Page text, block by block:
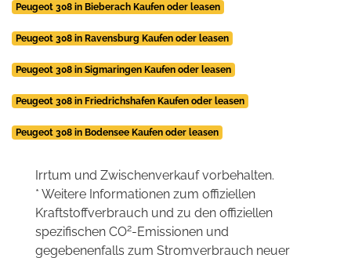
Peugeot 308 in Bieberach Kaufen oder leasen
Peugeot 308 in Ravensburg Kaufen oder leasen
Peugeot 308 in Sigmaringen Kaufen oder leasen
Peugeot 308 in Friedrichshafen Kaufen oder leasen
Peugeot 308 in Bodensee Kaufen oder leasen
Irrtum und Zwischenverkauf vorbehalten.
* Weitere Informationen zum offiziellen
Kraftstoffverbrauch und zu den offiziellen
spezifischen CO2-Emissionen und
gegebenenfalls zum Stromverbrauch neuer